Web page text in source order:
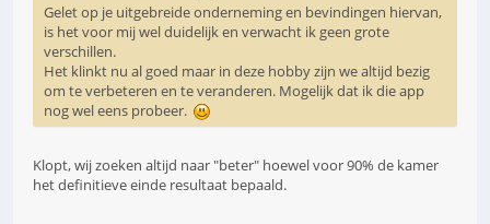
Gelet op je uitgebreide onderneming en bevindingen hiervan,
is het voor mij wel duidelijk en verwacht ik geen grote
verschillen.
Het klinkt nu al goed maar in deze hobby zijn we altijd bezig
om te verbeteren en te veranderen. Mogelijk dat ik die app
nog wel eens probeer.
Klopt, wij zoeken altijd naar "beter" hoewel voor 90% de kamer
het definitieve einde resultaat bepaald.